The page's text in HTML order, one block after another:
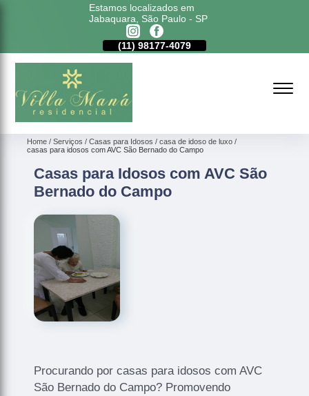
Estamos localizados em
Jabaquara, São Paulo - SP
(11) 98177-4079
Home Serviços Casas para Idosos
casa de idoso de luxo
casas para idosos com AVC São Bernado do Campo
Casas para Idosos com AVC São
Bernado do Campo
Procurando por casas para idosos com AVC
São Bernado do Campo? Promovendo